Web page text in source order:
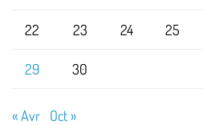
22 23 24 25
29 30
« Avr Oct »